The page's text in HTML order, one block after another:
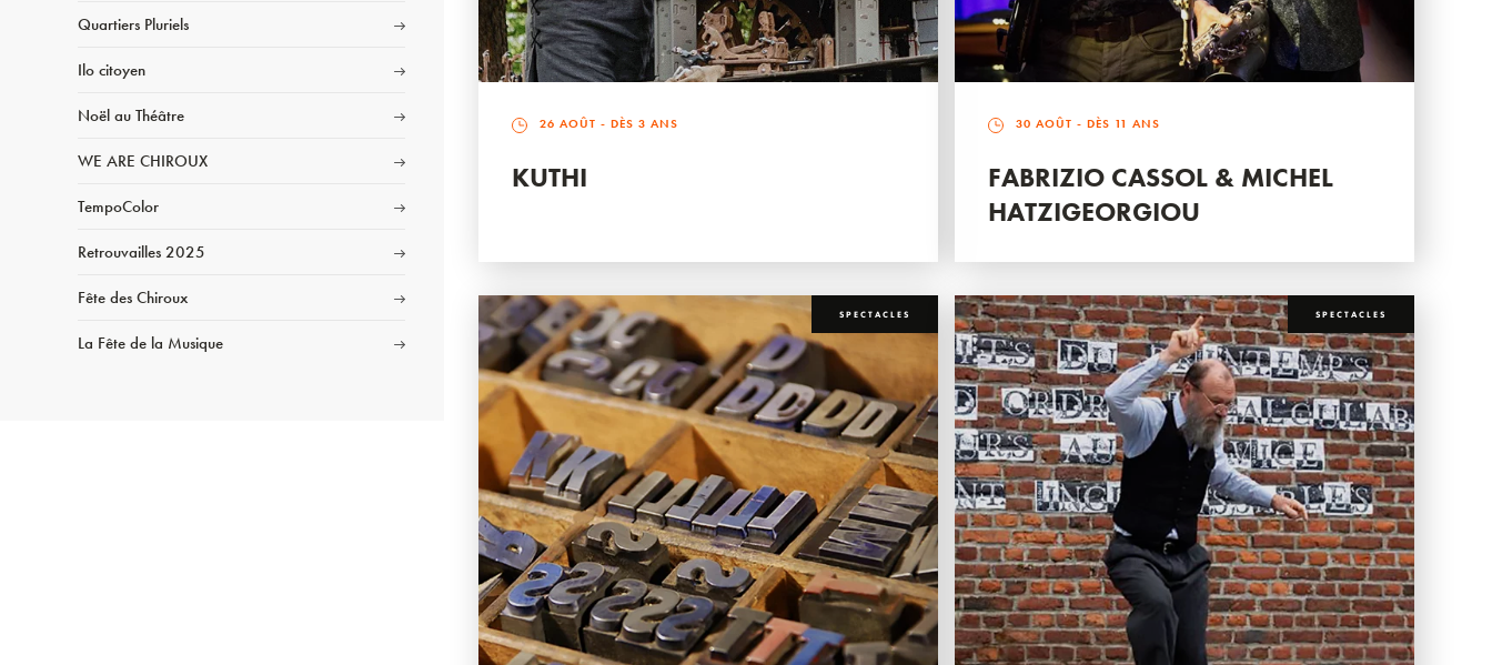
Quartiers Pluriels
Ilo citoyen
Noël au Théâtre
WE ARE CHIROUX
TempoColor
Retrouvailles 2025
Fête des Chiroux
La Fête de la Musique
26 AOÛT - DÈS 3 ANS
KUTHI
30 AOÛT - DÈS 11 ANS
FABRIZIO CASSOL & MICHEL
HATZIGEORGIOU
SPECTACLES SPECTACLES